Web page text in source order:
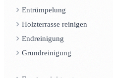
Entrümpelung
Holzterrasse reinigen
Endreinigung
Grundreinigung